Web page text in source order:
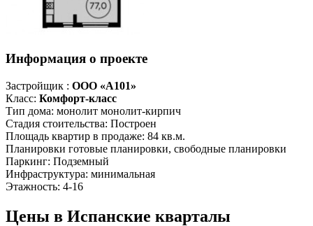
Информация о проекте
Застройщик : ООО «А101»
Класс: Комфорт-класс
Тип дома: монолит монолит-кирпич
Стадия стоительства: Построен
Площадь квартир в продаже: 84 кв.м.
Планировки готовые планировки, свободные планировки
Паркинг: Подземный
Инфраструктура: минимальная
Этажность: 4-16
Цены в Испанские кварталы